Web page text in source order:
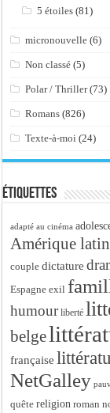
5 étoiles (81)
micronouvelle (6)
Non classé (5)
Polar / Thriller(73)
Romans (826)
Texte-à-moi (24)
Étiquettes
adapté au cinéma
Amérique
couple dictature
Espagne exil
humour liberté
belge
française
NetGalley
quête religion roman